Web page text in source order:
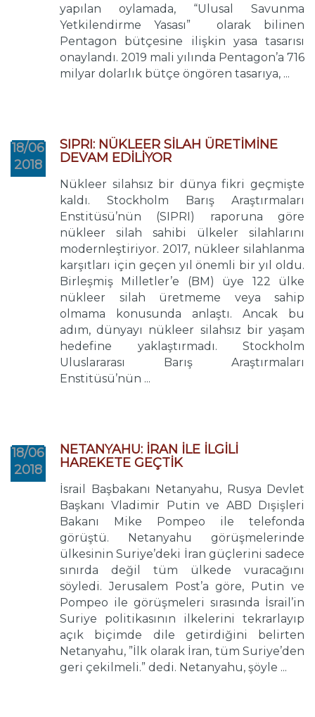
yapılan oylamada, “Ulusal Savunma
Yetkilendirme Yasası” olarak bilinen
Pentagon bütçesine ilişkin yasa tasarısı
onaylandı. 2019 mali yılında Pentagon’a 716
milyar dolarlık bütçe öngören tasarıya, ...
18/06
2018
SIPRI: NÜKLEER SİLAH ÜRETİMİNE
DEVAM EDİLİYOR
Nükleer silahsız bir dünya fikri geçmişte
kaldı. Stockholm Barış Araştırmaları
Enstitüsü’nün (SIPRI) raporuna göre
nükleer silah sahibi ülkeler silahlarını
modernleştiriyor. 2017, nükleer silahlanma
karşıtları için geçen yıl önemli bir yıl oldu.
Birleşmiş Milletler’e (BM) üye 122 ülke
nükleer silah üretmeme veya sahip
olmama konusunda anlaştı. Ancak bu
adım, dünyayı nükleer silahsız bir yaşam
hedefine yaklaştırmadı. Stockholm
Uluslararası Barış Araştırmaları
Enstitüsü’nün ...
18/06
2018
NETANYAHU: İRAN İLE İLGİLİ
HAREKETE GEÇTİK
İsrail Başbakanı Netanyahu, Rusya Devlet
Başkanı Vladimir Putin ve ABD Dışişleri
Bakanı Mike Pompeo ile telefonda
görüştü. Netanyahu görüşmelerinde
ülkesinin Suriye’deki İran güçlerini sadece
sınırda değil tüm ülkede vuracağını
söyledi. Jerusalem Post’a göre, Putin ve
Pompeo ile görüşmeleri sırasında İsrail’in
Suriye politikasının ilkelerini tekrarlayıp
açık biçimde dile getirdiğini belirten
Netanyahu, ”İlk olarak İran, tüm Suriye’den
geri çekilmeli.” dedi. Netanyahu, şöyle ...